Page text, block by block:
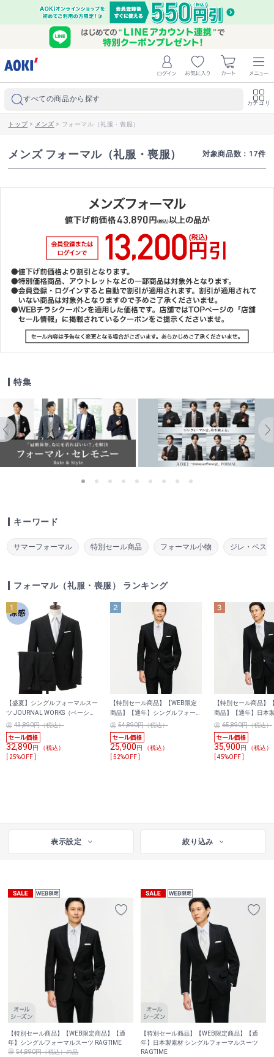
すべての商品から探す カテゴリ
トップ> メンズ > フォーマル（礼服・喪服）
メンズ フォーマル（礼服・喪服） 対象商品数： 17件
特集
キーワード
サマーフォーマル 特別セール商品 フォーマル小物 ジレ・ベスト
フォーマル（礼服・喪服） ランキング
【盛夏】シングルフォーマルスー
ツ JOURNAL WORKS（ベーシッ
クシルエット）
43,890円（税込）
32,890円 （税込）
[ 25%OFF ]
【特別セール商品】【WEB限定
商品】【通年】シングルフォーマ
ルスーツ RAGTIME
54,890円（税込）
25,900円 （税込）
[ 52%OFF ]
【特別セール商品】
商品】【通年】日本
グルフォーマルスー
65,890円（税込）
35,900円 （税込）
[ 45%OFF ]
表示設定 絞り込み
【特別セール商品】【WEB限定商品】【通
年】シングルフォーマルスーツ RAGTIME
54,890円（税込）の品
【特別セール商品】【WEB限定商品】【通
年】日本製素材 シングルフォーマルスーツ
RAGTIME